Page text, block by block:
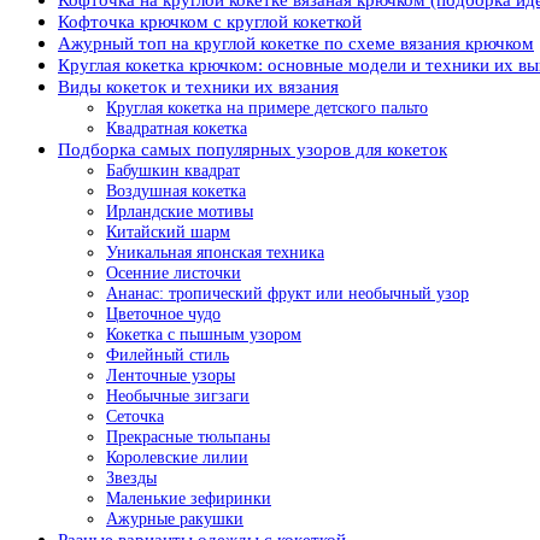
Кофточка крючком с круглой кокеткой
Ажурный топ на круглой кокетке по схеме вязания крючком
Круглая кокетка крючком: основные модели и техники их
Виды кокеток и техники их вязания
Круглая кокетка на примере детского пальто
Квадратная кокетка
Подборка самых популярных узоров для кокеток
Бабушкин квадрат
Воздушная кокетка
Ирландские мотивы
Китайский шарм
Уникальная японская техника
Осенние листочки
Ананас: тропический фрукт или необычный узор
Цветочное чудо
Кокетка с пышным узором
Филейный стиль
Ленточные узоры
Необычные зигзаги
Сеточка
Прекрасные тюльпаны
Королевские лилии
Звезды
Маленькие зефиринки
Ажурные ракушки